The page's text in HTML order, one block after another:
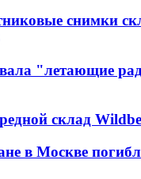
снимки
"летающие
склад
в Москве